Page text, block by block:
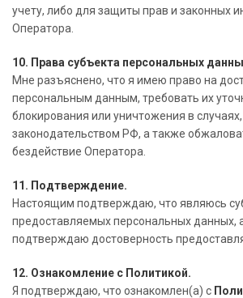
учету, либо для защиты прав и законных
Оператора.
10. Права субъекта персональных
Мне разъяснено, что я имею право на
персональным данным, требовать их
блокирования или уничтожения в
законодательством РФ, а также
бездействие Оператора.
11. Подтверждение.
Настоящим подтверждаю, что являюсь
предоставляемых персональных данных,
подтверждаю достоверность
12. Ознакомление с Политикой.
Я подтверждаю, что ознакомлен(а) с